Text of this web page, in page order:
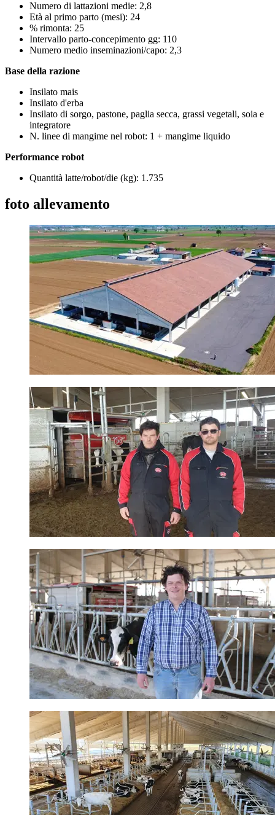
Numero di lattazioni medie: 2,8
Età al primo parto (mesi): 24
% rimonta: 25
Intervallo parto-concepimento gg: 110
Numero medio inseminazioni/capo: 2,3
Base della razione
Insilato mais
Insilato d'erba
Insilato di sorgo, pastone, paglia secca, grassi vegetali, soia e
integratore
N. linee di mangime nel robot: 1 + mangime liquido
Performance robot
Quantità latte/robot/die (kg): 1.735
foto allevamento